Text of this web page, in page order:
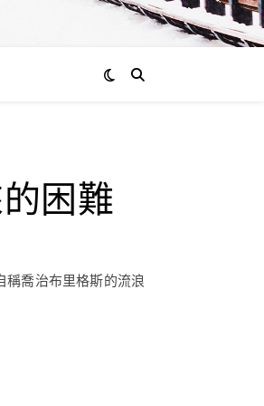
困難
稱喬治布里格斯的流浪